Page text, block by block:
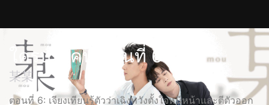
ใครบางคน ตอนที่ 6
某某
ตอนที่ 6: เจียงเทียนรู้ตัวว่าเฉิงหวังตั้งใจหนีหน้าและตีตัวออก